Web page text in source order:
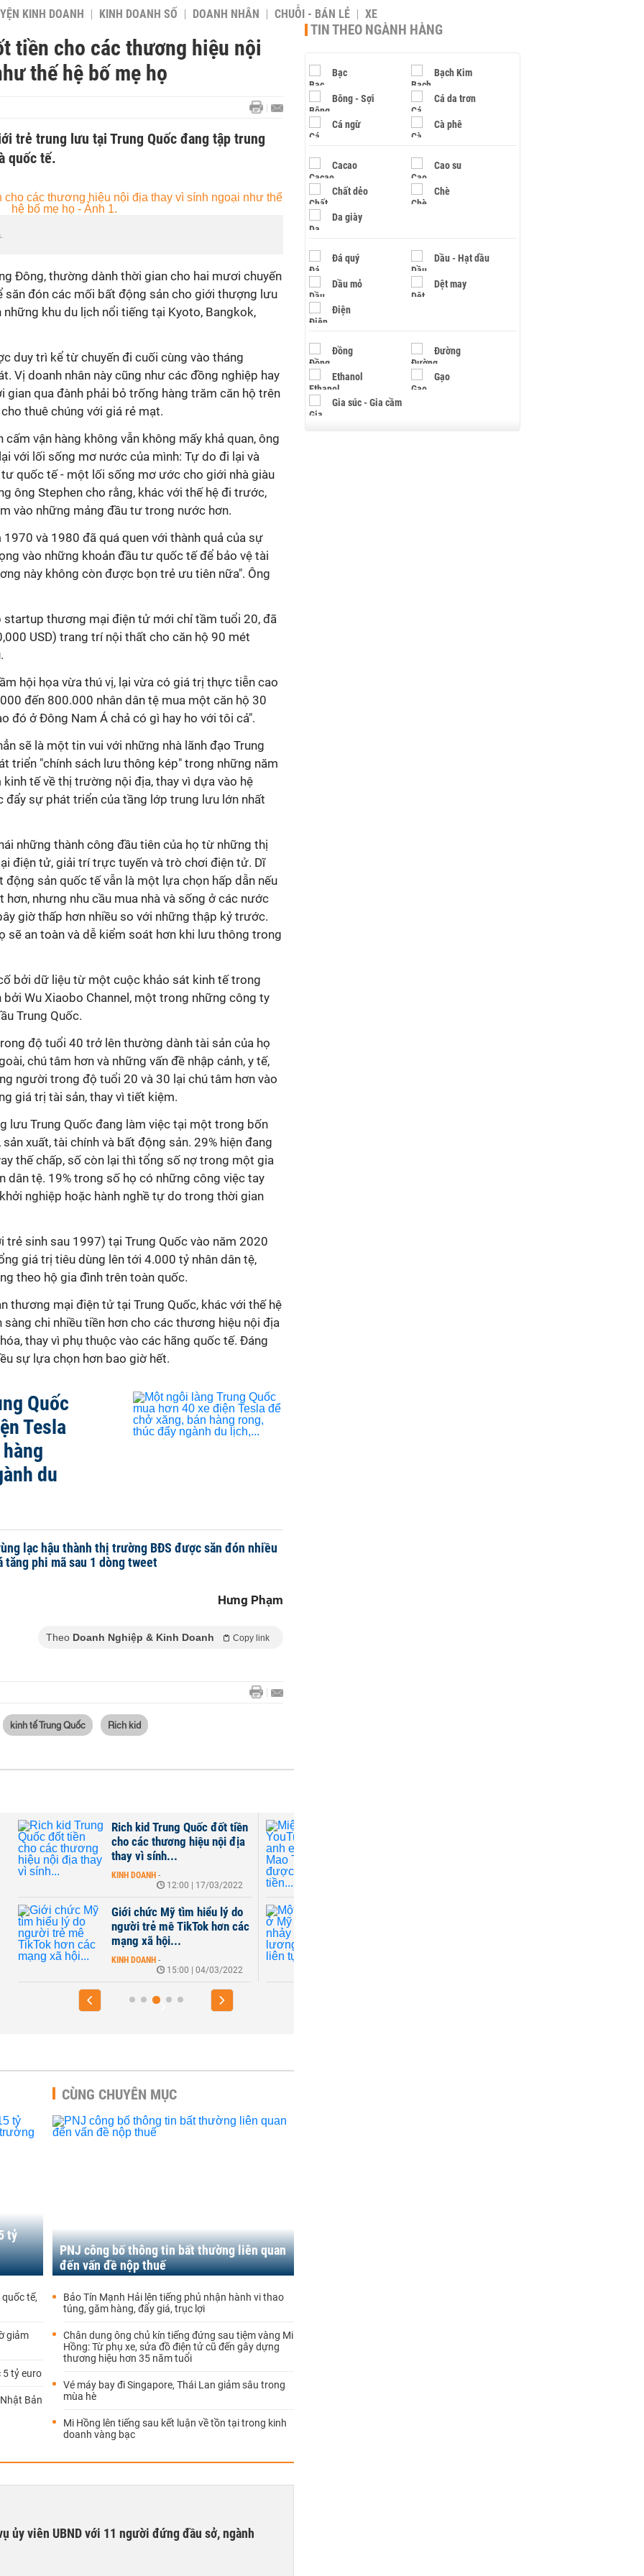
KINH DOANH KINH DOANH SỐ DOANH NHÂN CHUỖI - BÁN LẺ XE
tiền cho các thương hiệu nội
thế hệ bố mẹ họ
trẻ trung lưu tại Trung Quốc đang tập trung
quốc tế.
Đông, thường dành thời gian cho hai mươi chuyến
săn đón các mối bất động sản cho giới thượng lưu
những khu du lịch nổi tiếng tại Kyoto, Bangkok,
duy trì kể từ chuyến đi cuối cùng vào tháng
Vị doanh nhân này cũng như các đồng nghiệp hay
gian qua đành phải bỏ trống hàng trăm căn hộ trên
thuê chúng với giá rẻ mạt.
vận hàng không vẫn không mấy khả quan, ông
với lối sống mơ nước của mình: Tự do đi lại và
quốc tế - một lối sống mơ ước cho giới nhà giàu
ông Stephen cho rằng, khác với thế hệ đi trước,
vào những mảng đầu tư trong nước hơn.
và 1980 đã quá quen với thành quả của sự
vào những khoản đầu tư quốc tế để bảo vệ tài
này không còn được bọn trẻ ưu tiên nữa". Ông
startup thương mại điện tử mới chỉ tầm tuổi 20, đã
USD) trang trí nội thất cho căn hộ 90 mét
hội họa vừa thú vị, lại vừa có giá trị thực tiễn cao
đến 800.000 nhân dân tệ mua một căn hộ 30
đó ở Đông Nam Á chả có gì hay ho với tôi cả".
sẽ là một tin vui với những nhà lãnh đạo Trung
triển "chính sách lưu thông kép" trong những năm
tế về thị trường nội địa, thay vì dựa vào hệ
đẩy sự phát triển của tầng lớp trung lưu lớn nhất
những thành công đầu tiên của họ từ những thị
điện tử, giải trí trực tuyến và trò chơi điện tử. Dĩ
sản quốc tế vẫn là một lựa chọn hấp dẫn nếu
nhưng nhu cầu mua nhà và sống ở các nước
giờ thấp hơn nhiều so với những thập kỷ trước.
sẽ an toàn và dễ kiểm soát hơn khi lưu thông trong
bởi dữ liệu từ một cuộc khảo sát kinh tế trong
Wu Xiaobo Channel, một trong những công ty
Trung Quốc.
độ tuổi 40 trở lên thường dành tài sản của họ
chú tâm hơn và những vấn đề nhập cảnh, y tế,
người trong độ tuổi 20 và 30 lại chú tâm hơn vào
giá trị tài sản, thay vì tiết kiệm.
lưu Trung Quốc đang làm việc tại một trong bốn
xuất, tài chính và bất động sản. 29% hiện đang
thế chấp, số còn lại thì tổng số nợ trong một gia
dân tệ. 19% trong số họ có những công việc tay
nghiệp hoặc hành nghề tự do trong thời gian
trẻ sinh sau 1997) tại Trung Quốc vào năm 2020
giá trị tiêu dùng lên tới 4.000 tỷ nhân dân tệ,
theo hộ gia đình trên toàn quốc.
thương mại điện tử tại Trung Quốc, khác với thế hệ
chi nhiều tiền hơn cho các thương hiệu nội địa
thay vì phụ thuộc vào các hãng quốc tế. Đáng
sự lựa chọn hơn bao giờ hết.
Quốc
Tesla
du
lạc hậu thành thị trường BĐS được săn đón nhiều
tăng phi mã sau 1 dòng tweet
Hưng Phạm
Theo Doanh Nghiệp & Kinh Doanh Copy link
kinh tế Trung Quốc Rich kid
Rich kid Trung Quốc đốt tiền
cho các thương hiệu nội địa
thay vì sính...
KINH DOANH -
12:00 | 17/03/2022
Giới chức Mỹ tìm hiểu lý do
người trẻ mê TikTok hơn các
mạng xã hội...
KINH DOANH -
15:00 | 04/03/2022
tỷ
tế,
giảm
5 tỷ euro
Bản
CÙNG CHUYÊN MỤC
PNJ công bố thông tin bất thường liên quan
đến vấn đề nộp thuế
Bảo Tín Mạnh Hải lên tiếng phủ nhận hành vi thao
túng, găm hàng, đẩy giá, trục lợi
Chân dung ông chủ kín tiếng đứng sau tiệm vàng Mi
Hồng: Từ phụ xe, sửa đồ điện tử cũ đến gây dựng
thương hiệu hơn 35 năm tuổi
Vé máy bay đi Singapore, Thái Lan giảm sâu trong
mùa hè
Mi Hồng lên tiếng sau kết luận về tồn tại trong kinh
doanh vàng bạc
ủy viên UBND với 11 người đứng đầu sở, ngành
TIN THEO NGÀNH HÀNG
Bạc Bạch Kim
Bông - Sợi Cá da trơn
Cá ngừ Cà phê
Cacao Cao su
Chất dẻo Chè
Da giày
Đá quý Dầu - Hạt dầu
Dầu mỏ Dệt may
Điện
Đồng Đường
Ethanol Gạo
Gia súc - Gia cầm